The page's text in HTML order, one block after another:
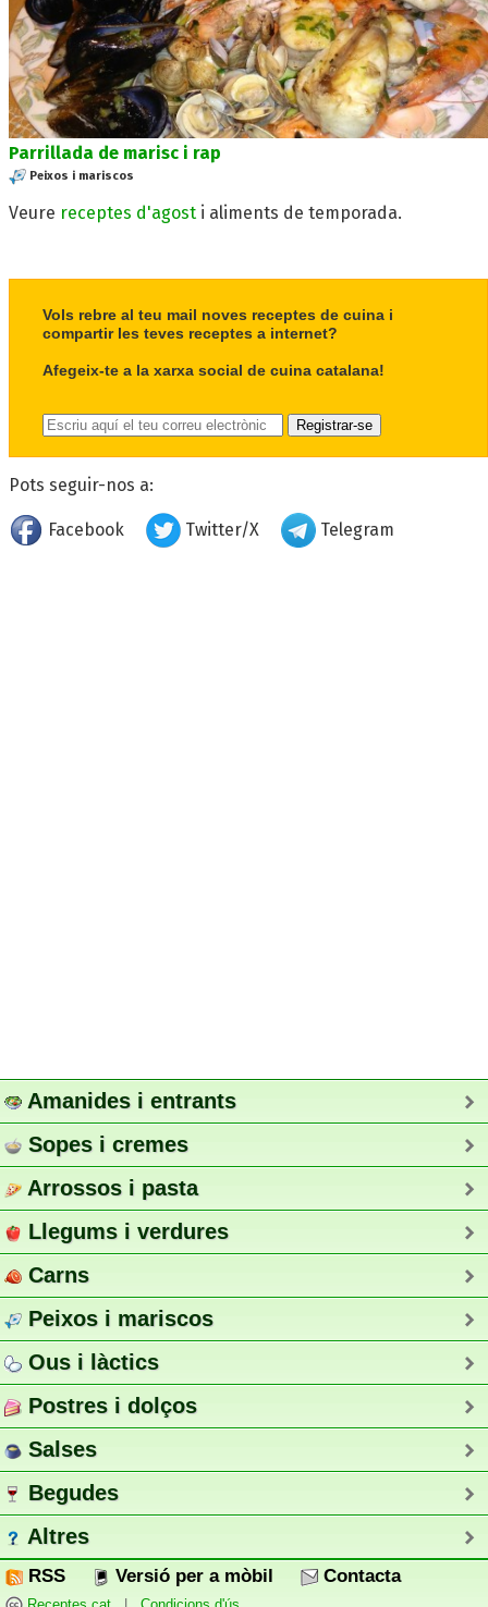
Parrillada de marisc i rap
Peixos i mariscos
Veure receptes d'agost i aliments de temporada.
Vols rebre al teu mail noves receptes de cuina i
compartir les teves receptes a internet?
Afegeix-te a la xarxa social de cuina catalana!
Pots seguir-nos a:
Facebook Twitter/X Telegram
Amanides i entrants
Sopes i cremes
Arrossos i pasta
Llegums i verdures
Carns
Peixos i mariscos
Ous i làctics
Postres i dolços
Salses
Begudes
Altres
RSS Versió per a mòbil Contacta